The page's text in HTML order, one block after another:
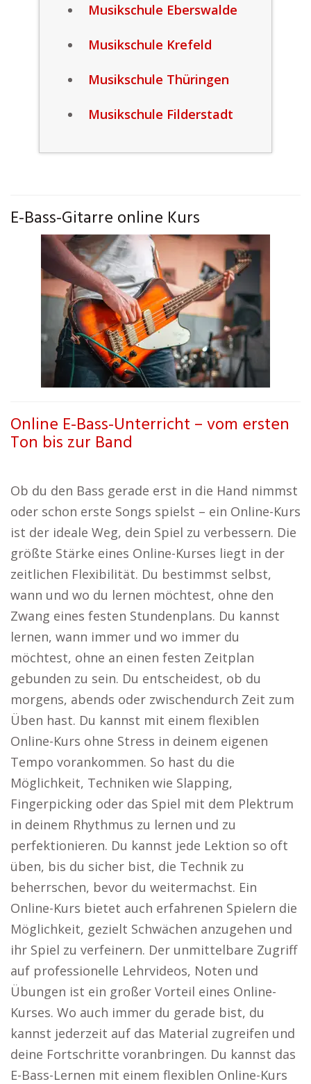
Musikschule Eberswalde
Musikschule Krefeld
Musikschule Thüringen
Musikschule Filderstadt
E-Bass-Gitarre online Kurs
Online E-Bass-Unterricht – vom ersten
Ton bis zur Band
Ob du den Bass gerade erst in die Hand nimmst
oder schon erste Songs spielst – ein Online-Kurs
ist der ideale Weg, dein Spiel zu verbessern. Die
größte Stärke eines Online-Kurses liegt in der
zeitlichen Flexibilität. Du bestimmst selbst,
wann und wo du lernen möchtest, ohne den
Zwang eines festen Stundenplans. Du kannst
lernen, wann immer und wo immer du
möchtest, ohne an einen festen Zeitplan
gebunden zu sein. Du entscheidest, ob du
morgens, abends oder zwischendurch Zeit zum
Üben hast. Du kannst mit einem flexiblen
Online-Kurs ohne Stress in deinem eigenen
Tempo vorankommen. So hast du die
Möglichkeit, Techniken wie Slapping,
Fingerpicking oder das Spiel mit dem Plektrum
in deinem Rhythmus zu lernen und zu
perfektionieren. Du kannst jede Lektion so oft
üben, bis du sicher bist, die Technik zu
beherrschen, bevor du weitermachst. Ein
Online-Kurs bietet auch erfahrenen Spielern die
Möglichkeit, gezielt Schwächen anzugehen und
ihr Spiel zu verfeinern. Der unmittelbare Zugriff
auf professionelle Lehrvideos, Noten und
Übungen ist ein großer Vorteil eines Online-
Kurses. Wo auch immer du gerade bist, du
kannst jederzeit auf das Material zugreifen und
deine Fortschritte voranbringen. Du kannst das
E-Bass-Lernen mit einem flexiblen Online-Kurs